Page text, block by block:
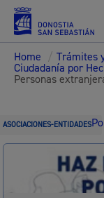
Home / Trámites
Ciudadanía por
Personas
ASOCIACIONES-ENTIDADES